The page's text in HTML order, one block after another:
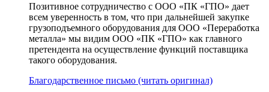
Позитивное сотрудничество с ООО «ПК «ГПО» дает
всем уверенность в том, что при дальнейшей закупке
грузоподъемного оборудования для ООО «Переработка
металла» мы видим ООО «ПК «ГПО» как главного
претендента на осуществление функций поставщика
такого оборудования.
Благодарственное письмо (читать оригинал)